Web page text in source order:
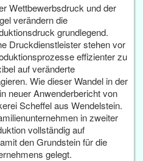
Wettbewerbsdruck und der
verändern die
grundlegend.
Druckdienstleister stehen vor
effizienter zu
auf veränderte
Wie dieser Wandel in der
neuer Anwenderbericht von
Scheffel aus Wendelstein.
in zweiter
vollständig auf
den Grundstein für die
gelegt.